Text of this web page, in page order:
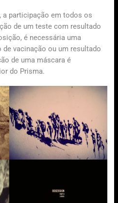
a participação em todos os
de um teste com resultado
é necessária uma
vacinação ou um resultado
de uma máscara é
do Prisma.